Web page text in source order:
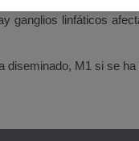
ganglios linfáticos
diseminado, M1 si se ha